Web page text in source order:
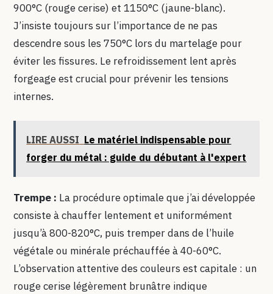
900°C (rouge cerise) et 1150°C (jaune-blanc).
J’insiste toujours sur l’importance de ne pas
descendre sous les 750°C lors du martelage pour
éviter les fissures. Le refroidissement lent après
forgeage est crucial pour prévenir les tensions
internes.
LIRE AUSSI Le matériel indispensable pour
forger du métal : guide du débutant à l'expert
Trempe : La procédure optimale que j’ai développée
consiste à chauffer lentement et uniformément
jusqu’à 800-820°C, puis tremper dans de l’huile
végétale ou minérale préchauffée à 40-60°C.
L’observation attentive des couleurs est capitale : un
rouge cerise légèrement brunâtre indique